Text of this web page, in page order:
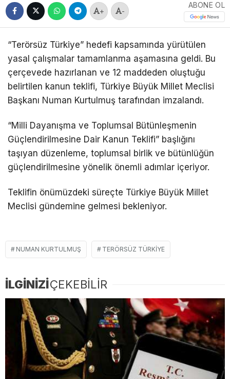
+ -
ABONE OL
“Terörsüz Türkiye” hedefi kapsamında yürütülen
yasal çalışmalar tamamlanma aşamasına geldi. Bu
çerçevede hazırlanan ve 12 maddeden oluştuğu
belirtilen kanun teklifi, Türkiye Büyük Millet Meclisi
Başkanı Numan Kurtulmuş tarafından imzalandı.
“Milli Dayanışma ve Toplumsal Bütünleşmenin
Güçlendirilmesine Dair Kanun Teklifi” başlığını
taşıyan düzenleme, toplumsal birlik ve bütünlüğün
güçlendirilmesine yönelik önemli adımlar içeriyor.
Teklifin önümüzdeki süreçte Türkiye Büyük Millet
Meclisi gündemine gelmesi bekleniyor.
NUMAN KURTULMUŞ TERÖRSÜZ TÜRKIYE
İLGİNİZİÇEKEBİLİR